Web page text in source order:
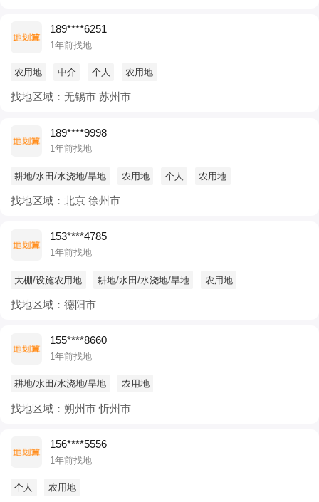
189****6251
1年前找地
农用地 中介 个人 农用地
找地区域：无锡市 苏州市
189****9998
1年前找地
耕地/水田/水浇地/旱地 农用地 个人 农用地
找地区域：北京 徐州市
153****4785
1年前找地
大棚/设施农用地 耕地/水田/水浇地/旱地 农用地
找地区域：德阳市
155****8660
1年前找地
耕地/水田/水浇地/旱地 农用地
找地区域：朔州市 忻州市
156****5556
1年前找地
个人 农用地